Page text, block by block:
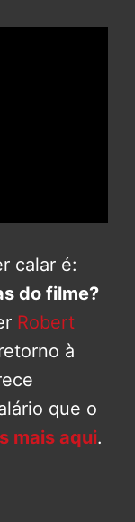
calar é:
do filme?
Robert
à
que o
mais aqui.